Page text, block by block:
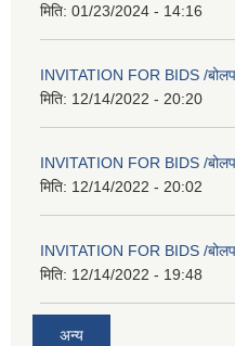
मिति: 01/23/2024 - 14:16
INVITATION FOR BIDS /
मिति: 12/14/2022 - 20:20
INVITATION FOR BIDS /
मिति: 12/14/2022 - 20:02
INVITATION FOR BIDS /
मिति: 12/14/2022 - 19:48
अन्य